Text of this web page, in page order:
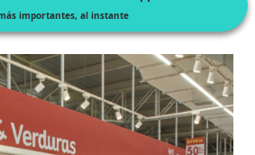
importantes, al instante